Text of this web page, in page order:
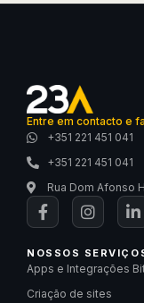
Entre em contacto e
+351 221 451 041
+351 221 451 041
Rua Dom Afonso
NOSSOS
Apps e Integrações
Criação de sites